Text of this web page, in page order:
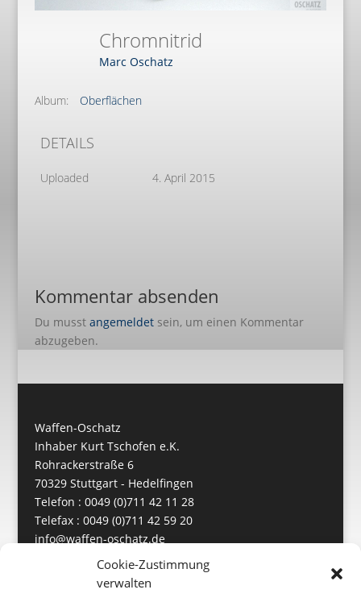
Cookie-Zustimmung
verwalten
Chromnitrid
Marc Oschatz
Album: Oberflächen
DETAILS
Uploaded 4. April 2015
Kommentar absenden
Du musst angemeldetsein, um einen Kommentar
abzugeben.
Waffen-Oschatz
Inhaber Kurt Tschofen e.K.
Rohrackerstraße 6
70329 Stuttgart - Hedelfingen
Telefon : 0049 (0)711 42 11 28
Telefax : 0049 (0)711 42 59 20
info@waffen-oschatz.de
https://www.waffen-oschatz.de